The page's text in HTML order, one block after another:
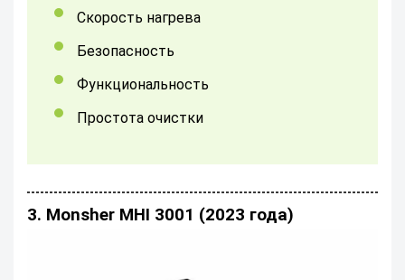
скорость нагрева
Безопасность
Функциональность
Простота очистки
3. Monsher MHI 3001 (2023 года)